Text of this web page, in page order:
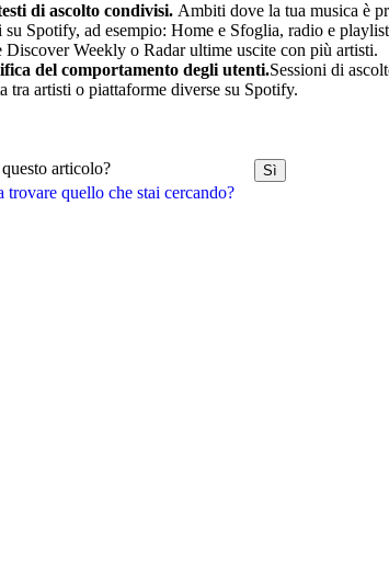
trovare quello che stai cercando?
di ascolto condivisi. Ambiti dove la tua musica è
su Spotify, ad esempio: Home e Sfoglia, radio e
Discover Weekly o Radar ultime uscite con più artisti.
del comportamento degli utenti.Sessioni di
tra artisti o piattaforme diverse su Spotify.
articolo? Sì